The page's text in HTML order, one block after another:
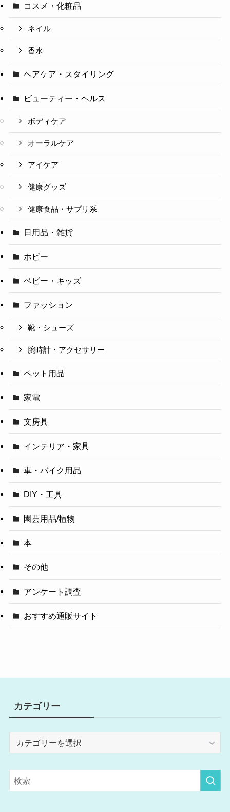
コスメ・化粧品
ネイル
香水
ヘアケア・スタイリング
ビューティー・ヘルス
ボディケア
オーラルケア
アイケア
健康グッズ
健康食品・サプリ系
日用品・雑貨
ホビー
ベビー・キッズ
ファッション
靴・シューズ
腕時計・アクセサリー
ペット用品
家電
文房具
インテリア・家具
車・バイク用品
DIY・工具
園芸用品/植物
本
その他
アンケート調査
おすすめ通販サイト
カテゴリー
リ
ー